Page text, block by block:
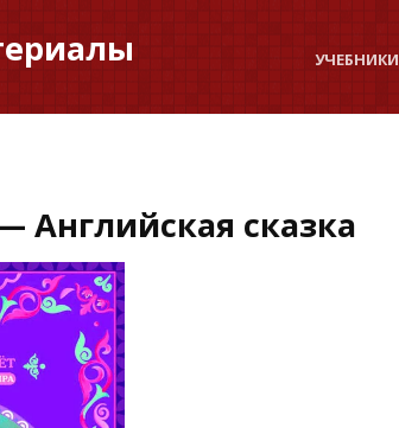
УЧЕБНИКИ
Английская сказка